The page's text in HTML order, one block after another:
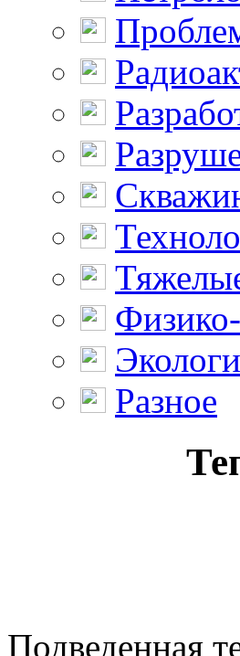
Разное
Подведенная